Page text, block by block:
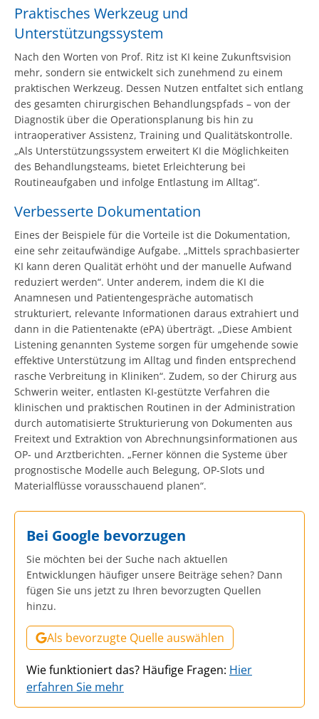
Praktisches Werkzeug und
Unterstützungssystem
Nach den Worten von Prof. Ritz ist KI keine Zukunftsvision
mehr, sondern sie entwickelt sich zunehmend zu einem
praktischen Werkzeug. Dessen Nutzen entfaltet sich entlang
des gesamten chirurgischen Behandlungspfads – von der
Diagnostik über die Operationsplanung bis hin zu
intraoperativer Assistenz, Training und Qualitätskontrolle.
„Als Unterstützungssystem erweitert KI die Möglichkeiten
des Behandlungsteams, bietet Erleichterung bei
Routineaufgaben und infolge Entlastung im Alltag“.
Verbesserte Dokumentation
Eines der Beispiele für die Vorteile ist die Dokumentation,
eine sehr zeitaufwändige Aufgabe. „Mittels sprachbasierter
KI kann deren Qualität erhöht und der manuelle Aufwand
reduziert werden“. Unter anderem, indem die KI die
Anamnesen und Patientengespräche automatisch
strukturiert, relevante Informationen daraus extrahiert und
dann in die Patientenakte (ePA) überträgt. „Diese Ambient
Listening genannten Systeme sorgen für umgehende sowie
effektive Unterstützung im Alltag und finden entsprechend
rasche Verbreitung in Kliniken“. Zudem, so der Chirurg aus
Schwerin weiter, entlasten KI-gestützte Verfahren die
klinischen und praktischen Routinen in der Administration
durch automatisierte Strukturierung von Dokumenten aus
Freitext und Extraktion von Abrechnungsinformationen aus
OP- und Arztberichten. „Ferner können die Systeme über
prognostische Modelle auch Belegung, OP-Slots und
Materialflüsse vorausschauend planen“.
Bei Google bevorzugen
Sie möchten bei der Suche nach aktuellen
Entwicklungen häufiger unsere Beiträge sehen? Dann
fügen Sie uns jetzt zu Ihren bevorzugten Quellen
hinzu.
Als bevorzugte Quelle auswählen
Wie funktioniert das? Häufige Fragen: Hier
erfahren Sie mehr